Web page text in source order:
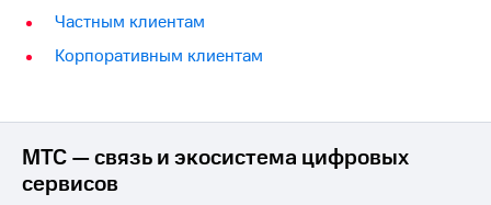
Руководство
региона
информация
Контакты
МТС
о технологиях
Частным клиентам
Корпоративным клиентам
МТС — связь и экосистема цифровых
сервисов